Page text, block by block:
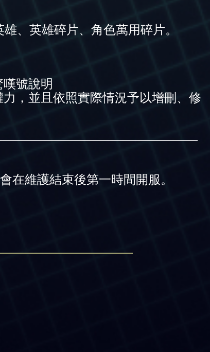
、英雄碎片、角色萬用碎片。
號說明
，並且依照實際情況予以增刪、修
在維護結束後第一時間開服。